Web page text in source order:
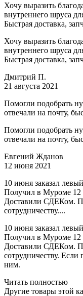
Хочу выразить
внутреннего шруса
Быстрая доставка,
Хочу выразить
внутреннего шруса
Быстрая доставка,
Дмитрий П.
21 августа 2021
Помогли подобрать
отвечали на почту,
Помогли подобрать
отвечали на почту,
Евгений Жданов
12 июня 2021
10 июня заказал
Получил в Муроме 12
Доставили СДЕКом.
сотрудничеству....
10 июня заказал
Получил в Муроме 12
Доставили СДЕКом.
сотрудничеству. Если
ним.
Читать полностью
Другие товары этой